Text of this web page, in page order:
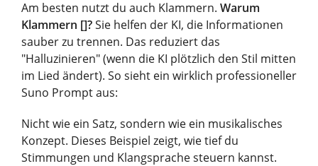
Am besten nutzt du auch Klammern. Warum
Klammern []?Sie helfen der KI, die Informationen
sauber zu trennen. Das reduziert das
"Halluzinieren" (wenn die KI plötzlich den Stil mitten
im Lied ändert). So sieht ein wirklich professioneller
Suno Prompt aus:
Nicht wie ein Satz, sondern wie ein musikalisches
Konzept. Dieses Beispiel zeigt, wie tief du
Stimmungen und Klangsprache steuern kannst.